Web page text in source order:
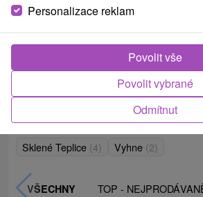
Wellness Hotel Termál *** ve
v malebném horském prostředí
vrchů,...
Obce a města
Sklené Teplice (4) Vyhne (2)
VŠECHNY TOP -
Personalizace reklam
Odmítnut
Povolit vybrané
Povolit vše